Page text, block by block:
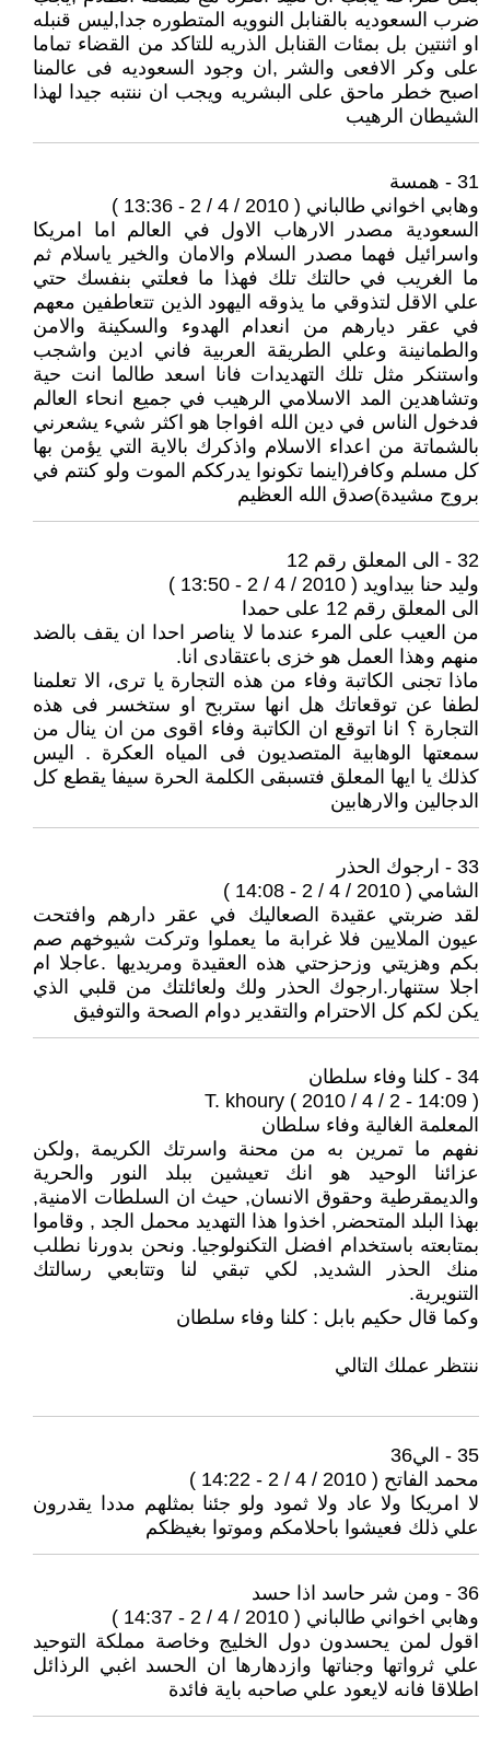
ضرب السعوديه بالقنابل النوويه المتطوره جدا,ليس قنبله
او اثنتين بل بمئات القنابل الذريه للتاكد من القضاء تماما
على وكر الافعى والشر ,ان وجود السعوديه فى عالمنا
اصبح خطر ماحق على البشريه ويجب ان ننتبه جيدا لهذا
الشيطان الرهيب
31 - همسة
وهابي اخواني طالباني ( 2010 / 4 / 2 - 13:36 )
السعودية مصدر الارهاب الاول في العالم اما امريكا
واسرائيل فهما مصدر السلام والامان والخير ياسلام ثم
ما الغريب في حالتك تلك فهذا ما فعلتي بنفسك حتي
علي الاقل لتذوقي ما يذوقه اليهود الذين تتعاطفين معهم
في عقر ديارهم من انعدام الهدوء والسكينة والامن
والطمانينة وعلي الطريقة العربية فاني ادين واشجب
واستنكر مثل تلك التهديدات فانا اسعد طالما انت حية
وتشاهدين المد الاسلامي الرهيب في جميع انحاء العالم
فدخول الناس في دين الله افواجا هو اكثر شيء يشعرني
بالشماتة من اعداء الاسلام واذكرك بالاية التي يؤمن بها
كل مسلم وكافر(اينما تكونوا يدرككم الموت ولو كنتم في
بروج مشيدة)صدق الله العظيم
32 - الى المعلق رقم 12
وليد حنا بيداويد ( 2010 / 4 / 2 - 13:50 )
الى المعلق رقم 12 على حمدا
من العيب على المرء عندما لا يناصر احدا ان يقف بالضد
منهم وهذا العمل هو خزى باعتقادى انا.
ماذا تجنى الكاتبة وفاء من هذه التجارة يا ترى، الا تعلمنا
لطفا عن توقعاتك هل انها ستربح او ستخسر فى هذه
التجارة ؟ انا اتوقع ان الكاتبة وفاء اقوى من ان ينال من
سمعتها الوهابية المتصديون فى المياه العكرة . اليس
كذلك يا ايها المعلق فتسبقى الكلمة الحرة سيفا يقطع كل
الدجالين والارهابين
33 - ارجوك الحذر
الشامي ( 2010 / 4 / 2 - 14:08 )
لقد ضربتي عقيدة الصعاليك في عقر دارهم وافتحت
عيون الملايين فلا غرابة ما يعملوا وتركت شيوخهم صم
بكم وهزيتي وزحزحتي هذه العقيدة ومريديها .عاجلا ام
اجلا ستنهار.ارجوك الحذر ولك ولعائلتك من قلبي الذي
يكن لكم كل الاحترام والتقدير دوام الصحة والتوفيق
34 - كلنا وفاء سلطان
T. khoury ( 2010 / 4 / 2 - 14:09 )
المعلمة الغالية وفاء سلطان
نفهم ما تمرين به من محنة واسرتك الكريمة ,ولكن
عزائنا الوحيد هو انك تعيشين ببلد النور والحرية
والديمقرطية وحقوق الانسان, حيث ان السلطات الامنية,
بهذا البلد المتحضر, اخذوا هذا التهديد محمل الجد , وقاموا
بمتابعته باستخدام افضل التكنولوجيا. ونحن بدورنا نطلب
منك الحذر الشديد, لكي تبقي لنا وتتابعي رسالتك
التنويرية.
وكما قال حكيم بابل : كلنا وفاء سلطان
ننتظر عملك التالي
35 - الي36
محمد الفاتح ( 2010 / 4 / 2 - 14:22 )
لا امريكا ولا عاد ولا ثمود ولو جئنا بمثلهم مددا يقدرون
علي ذلك فعيشوا باحلامكم وموتوا بغيظكم
36 - ومن شر حاسد اذا حسد
وهابي اخواني طالباني ( 2010 / 4 / 2 - 14:37 )
اقول لمن يحسدون دول الخليج وخاصة مملكة التوحيد
علي ثرواتها وجناتها وازدهارها ان الحسد اغبي الرذائل
اطلاقا فانه لايعود علي صاحبه باية فائدة